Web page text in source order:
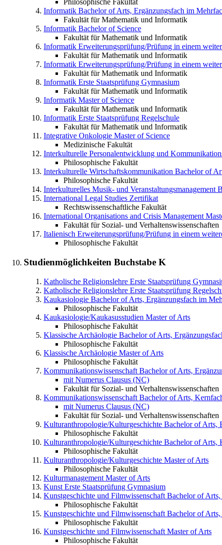
Philosophische Fakultät
Informatik Bachelor of Arts, Ergänzungsfach im
Fakultät für Mathematik und Informatik
Informatik Bachelor of Science
Fakultät für Mathematik und Informatik
Informatik Erweiterungsprüfung/Prüfung in einem
Fakultät für Mathematik und Informatik
Informatik Erweiterungsprüfung/Prüfung in einem
Fakultät für Mathematik und Informatik
Informatik Erste Staatsprüfung Gymnasium
Fakultät für Mathematik und Informatik
Informatik Master of Science
Fakultät für Mathematik und Informatik
Informatik Erste Staatsprüfung Regelschule
Fakultät für Mathematik und Informatik
Integrative Onkologie Master of Science
Medizinische Fakultät
Interkulturelle Personalentwicklung und
Philosophische Fakultät
Interkulturelle Wirtschaftskommunikation Bachelor of
Philosophische Fakultät
Interkulturelles Musik- und Veranstaltungsmanagement
International Legal Studies Zertifikat
Rechtswissenschaftliche Fakultät
International Organisations and Crisis Management
Fakultät für Sozial- und Verhaltenswissenschaften
Italienisch Erweiterungsprüfung/Prüfung in einem
Philosophische Fakultät
Studienmöglichkeiten Buchstabe K
Katholische Religionslehre Erste Staatsprüfung
Katholische Religionslehre Erste Staatsprüfung
Kaukasiologie Bachelor of Arts, Ergänzungsfach im
Philosophische Fakultät
Kaukasiologie/Kaukasusstudien Master of Arts
Philosophische Fakultät
Klassische Archäologie Bachelor of Arts,
Philosophische Fakultät
Klassische Archäologie Master of Arts
Philosophische Fakultät
Kommunikationswissenschaft Bachelor of Arts,
mit Numerus Clausus (NC)
Fakultät für Sozial- und Verhaltenswissenschaften
Kommunikationswissenschaft Bachelor of Arts,
mit Numerus Clausus (NC)
Fakultät für Sozial- und Verhaltenswissenschaften
Kulturanthropologie/Kulturgeschichte Bachelor of Arts,
Philosophische Fakultät
Kulturanthropologie/Kulturgeschichte Bachelor of Arts,
Philosophische Fakultät
Kulturanthropologie/Kulturgeschichte Master of Arts
Philosophische Fakultät
Kulturmanagement Master of Arts
Kunst Erste Staatsprüfung Gymnasium
Kunstgeschichte und Filmwissenschaft Bachelor of
Philosophische Fakultät
Kunstgeschichte und Filmwissenschaft Bachelor of
Philosophische Fakultät
Kunstgeschichte und Filmwissenschaft Master of Arts
Philosophische Fakultät